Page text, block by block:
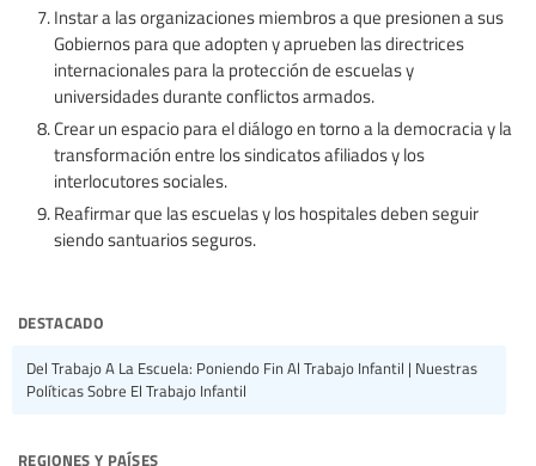
Instar a las organizaciones miembros a que presionen a sus
Gobiernos para que adopten y aprueben las directrices
internacionales para la protección de escuelas y
universidades durante conflictos armados.
Crear un espacio para el diálogo en torno a la democracia y la
transformación entre los sindicatos afiliados y los
interlocutores sociales.
Reafirmar que las escuelas y los hospitales deben seguir
siendo santuarios seguros.
destacado
Del Trabajo A La Escuela: Poniendo Fin Al Trabajo Infantil | Nuestras
Políticas Sobre El Trabajo Infantil
regiones y países